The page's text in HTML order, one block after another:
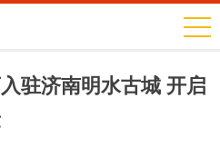
驻济南明水古城 开启